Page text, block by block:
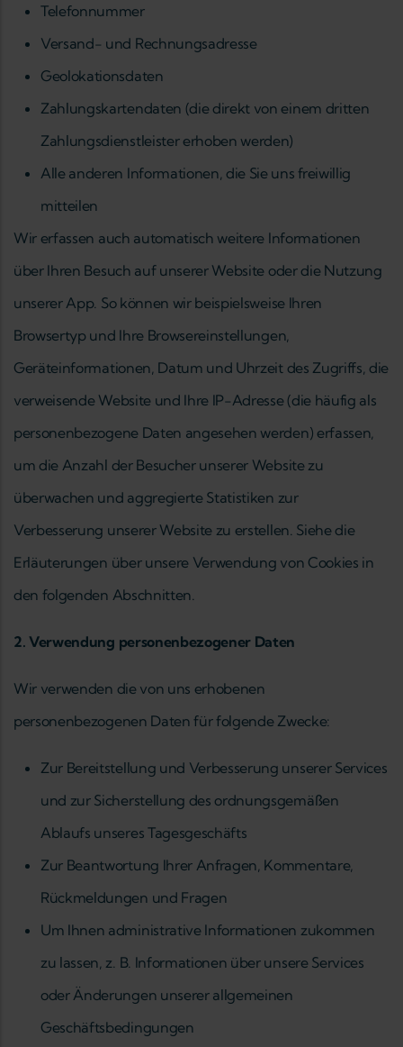
Telefonnummer
Versand- und Rechnungsadresse
Geolokationsdaten
Zahlungskartendaten (die direkt von einem dritten
Zahlungsdienstleister erhoben werden)
Alle anderen Informationen, die Sie uns freiwillig
mitteilen
Wir erfassen auch automatisch weitere Informationen
über Ihren Besuch auf unserer Website oder die Nutzung
unserer App. So können wir beispielsweise Ihren
Browsertyp und Ihre Browsereinstellungen,
Geräteinformationen, Datum und Uhrzeit des Zugriffs, die
verweisende Website und Ihre IP-Adresse (die häufig als
personenbezogene Daten angesehen werden) erfassen,
um die Anzahl der Besucher unserer Website zu
überwachen und aggregierte Statistiken zur
Verbesserung unserer Website zu erstellen. Siehe die
Erläuterungen über unsere Verwendung von Cookies in
den folgenden Abschnitten.
2. Verwendung personenbezogener Daten
Wir verwenden die von uns erhobenen
personenbezogenen Daten für folgende Zwecke:
Zur Bereitstellung und Verbesserung unserer Services
und zur Sicherstellung des ordnungsgemäßen
Ablaufs unseres Tagesgeschäfts
Zur Beantwortung Ihrer Anfragen, Kommentare,
Rückmeldungen und Fragen
Um Ihnen administrative Informationen zukommen
zu lassen, z. B. Informationen über unsere Services
oder Änderungen unserer allgemeinen
Geschäftsbedingungen